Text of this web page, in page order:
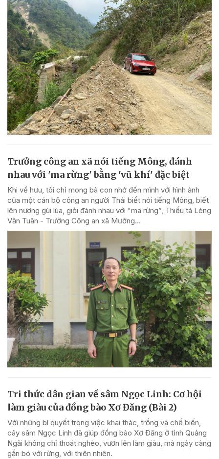
Trưởng công an xã nói tiếng Mông, đánh
nhau với 'ma rừng' bằng 'vũ khí' đặc biệt
Khi về hưu, tôi chỉ mong bà con nhớ đến mình với hình ảnh
của một cán bộ công an người Thái biết nói tiếng Mông, biết
lên nương gùi lúa, giỏi đánh nhau với "ma rừng”, Thiếu tá Lèng
Văn Tuân - Trưởng Công an xã Mường...
Tri thức dân gian về sâm Ngọc Linh: Cơ hội
làm giàu của đồng bào Xơ Đăng (Bài 2)
Với những bí quyết trong việc khai thác, trồng và chế biến,
cây sâm Ngọc Linh đã giúp đồng bào Xơ Đăng ở tỉnh Quảng
Ngãi không chỉ thoát nghèo, vươn lên làm giàu, mà ngày càng
gắn bó với rừng, với thiên nhiên.